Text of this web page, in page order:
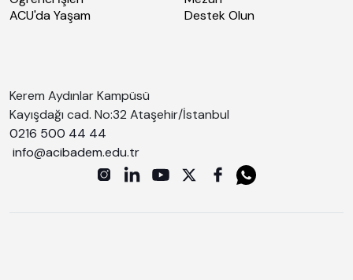
ACU'da Yaşam
Destek Olun
Kerem Aydınlar Kampüsü
Kayışdağı cad. No:32 Ataşehir/İstanbul
0216 500 44 44
info@acibadem.edu.tr